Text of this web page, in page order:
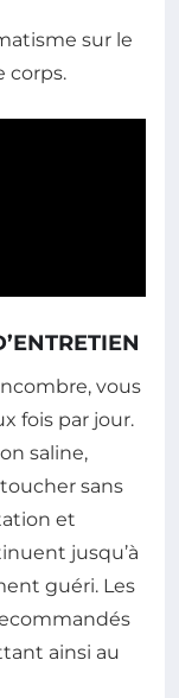
sur le
corps.
vous
fois par jour.
saline,
sans
et
jusqu’à
guéri. Les
ainsi au